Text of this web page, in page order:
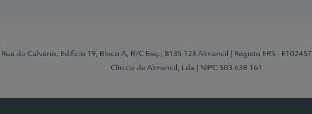
| Rua do Calvário, Edifício 19, Bloco A, R/C Esq., 8135-123 Almancil | Registo ERS - E102457
Clínico de Almancil, Lda
| NIPC 503 638 161